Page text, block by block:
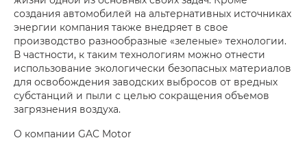
создания автомобилей на альтернативных источниках
энергии компания также внедряет в свое
производство разнообразные «зеленые» технологии.
В частности, к таким технологиям можно отнести
использование экологически безопасных материалов
для освобождения заводских выбросов от вредных
субстанций и пыли с целью сокращения объемов
загрязнения воздуха.
О компании GAC Motor